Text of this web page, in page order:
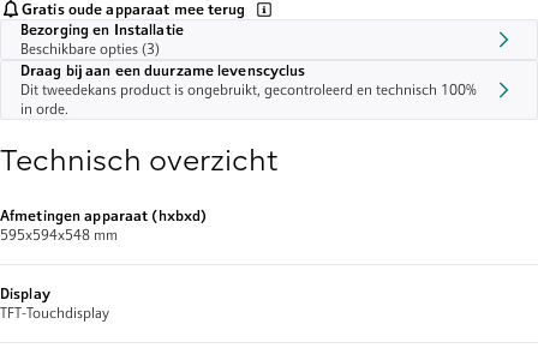
Gratis oude apparaat mee terug
Bezorging en Installatie
Beschikbare opties (3)
Draag bij aan een duurzame levenscyclus
Dit tweedekans product is ongebruikt, gecontroleerd en technisch 100%
in orde.
Technisch overzicht
Afmetingen apparaat (hxbxd)
595x594x548 mm
Display
TFT-Touchdisplay